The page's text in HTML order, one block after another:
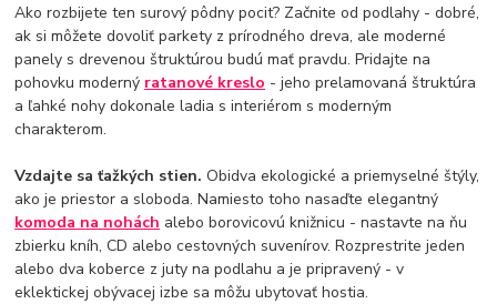
Ako rozbijete ten surový pôdny pocit? Začnite od podlahy - dobré,
ak si môžete dovoliť parkety z prírodného dreva, ale moderné
panely s drevenou štruktúrou budú mať pravdu. Pridajte na
pohovku moderný ratanové kreslo - jeho prelamovaná štruktúra
a ľahké nohy dokonale ladia s interiérom s moderným
charakterom.
Vzdajte sa ťažkých stien.Obidva ekologické a priemyselné štýly,
ako je priestor a sloboda. Namiesto toho nasaďte elegantný
komoda na nohách alebo borovicovú knižnicu - nastavte na ňu
zbierku kníh, CD alebo cestovných suvenírov. Rozprestrite jeden
alebo dva koberce z juty na podlahu a je pripravený - v
eklektickej obývacej izbe sa môžu ubytovať hostia.